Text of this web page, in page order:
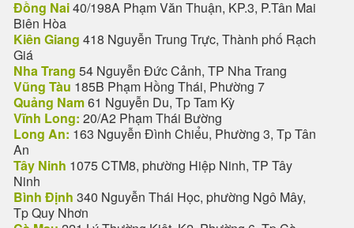
Đồng Nai40/198A Phạm Văn Thuận, KP.3, P.Tân Mai
Biên Hòa
Kiên Giang 418 Nguyễn Trung Trực, Thành phố Rạch
Giá
Nha Trang 54 Nguyễn Đức Cảnh, TP Nha Trang
Vũng Tàu 185B Phạm Hồng Thái, Phường 7
Quảng Nam61 Nguyễn Du, Tp Tam Kỳ
Vĩnh Long: 20/A2 Phạm Thái Bường
Long An: 163 Nguyễn Đình Chiểu, Phường 3, Tp Tân
An
Tây Ninh 1075 CTM8, phường Hiệp Ninh, TP Tây
Ninh
Bình Định 340 Nguyễn Thái Học, phường Ngô Mây,
Tp Quy Nhơn